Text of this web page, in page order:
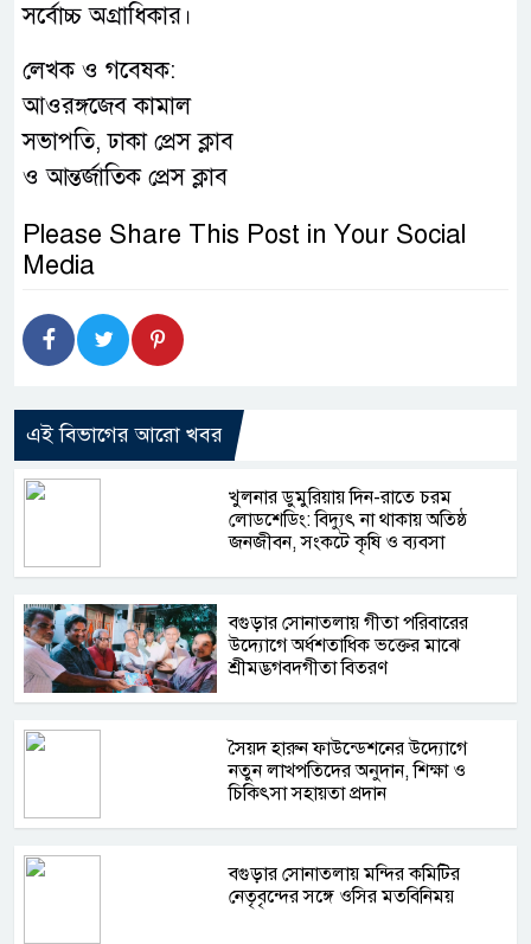
সর্বোচ্চ অগ্রাধিকার।
লেখক ও গবেষক:
আওরঙ্গজেব কামাল
সভাপতি, ঢাকা প্রেস ক্লাব
ও আন্তর্জাতিক প্রেস ক্লাব
Please Share This Post in Your Social
Media
এই বিভাগের আরো খবর
খুলনার ডুমুরিয়ায় দিন-রাতে চরম
লোডশেডিং: বিদ্যুৎ না থাকায় অতিষ্ঠ
জনজীবন, সংকটে কৃষি ও ব্যবসা
বগুড়ার সোনাতলায় গীতা পরিবারের
উদ্যোগে অর্ধশতাধিক ভক্তের মাঝে
শ্রীমদ্ভগবদ্গীতা বিতরণ
সৈয়দ হারুন ফাউন্ডেশনের উদ্যোগে
নতুন লাখপতিদের অনুদান, শিক্ষা ও
চিকিৎসা সহায়তা প্রদান
বগুড়ার সোনাতলায় মন্দির কমিটির
নেতৃবৃন্দের সঙ্গে ওসির মতবিনিময়